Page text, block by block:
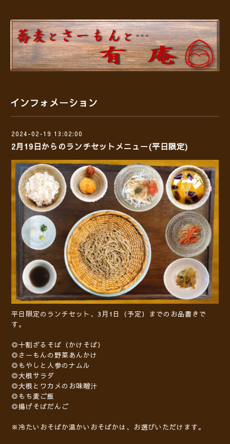
インフォメーション
2024-02-19 13:02:00
2月19日からのランチセットメニュー(平日限定)
平日限定のランチセット、3月1日（予定）までのお品書きで
す。
◎十割ざるそば（かけそば）
◎さーもんの野菜あんかけ
◎もやしと人参のナムル
◎大根サラダ
◎大根とワカメのお味噌汁
◎もち麦ご飯
◎揚げそばだんご
※冷たいおそばか温かいおそばかは、お選びいただけます。